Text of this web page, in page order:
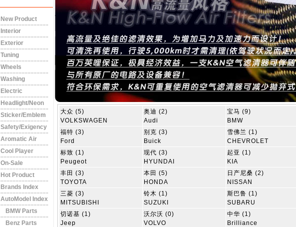
New Product
Interior
Exterior
Tuning
Wheels
Washing
Electric
Headlight/Neon
Sticker/Emblem
Safety/Exigency
Aromatic Air
Cool Player
On-Sale
Hot Product
Brands Index
AutoModel Index
BMW Parts
Benz Parts
大众 (5)
VOLKSWAGEN
奥迪 (2)
Audi
宝马 (9)
BMW
福特 (3)
Ford
别克 (3)
Buick
雪佛兰 (1)
CHEVROLET
标致 (1)
Peugeot
现代 (3)
HYUNDAI
起亚 (1)
KIA
丰田 (3)
TOYOTA
本田 (5)
HONDA
日产尼桑 (2)
NISSAN
三菱 (3)
MITSUBISHI
铃木 (1)
SUZUKI
斯巴鲁 (1)
SUBARU
切诺基 (1)
Jeep
沃尔沃 (0)
VOLVO
中华 (1)
Brilliance